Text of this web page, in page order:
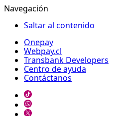
Navegación
Saltar al contenido
Onepay
Webpay.cl
Transbank Developers
Centro de ayuda
Contáctanos